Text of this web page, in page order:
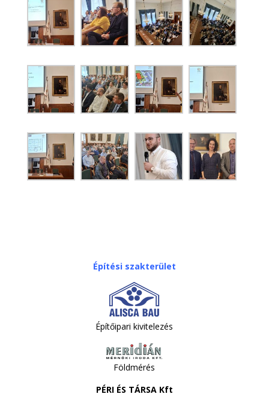
Építési szakterület
Építőipari kivitelezés
Földmérés
PÉRI ÉS TÁRSA Kft